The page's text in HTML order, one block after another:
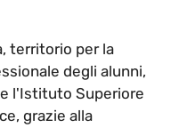
territorio per la
degli alunni,
l'Istituto Superiore
grazie alla